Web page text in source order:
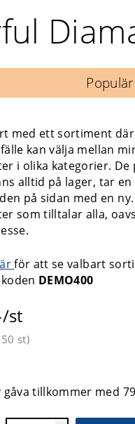
med ett sortiment
kan välja mellan
i olika kategorier.
alltid på lager, tar
på sidan med en
som tilltalar alla,
för att se valbart
DEMO400
st
50 st)
gåva tillkommer med